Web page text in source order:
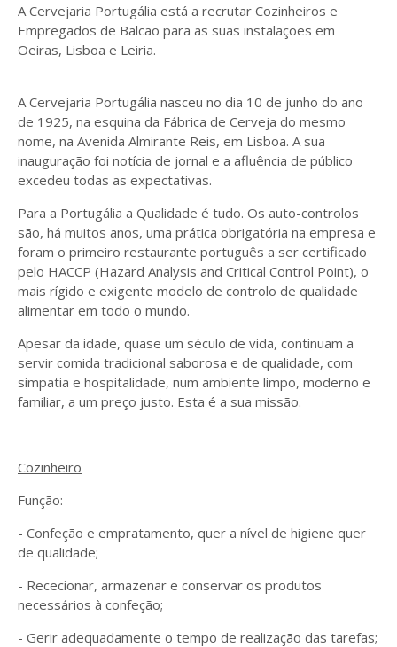
A Cervejaria Portugália está a recrutar Cozinheiros e
Empregados de Balcão para as suas instalações em
Oeiras, Lisboa e Leiria.
A Cervejaria Portugália nasceu no dia 10 de junho do ano
de 1925, na esquina da Fábrica de Cerveja do mesmo
nome, na Avenida Almirante Reis, em Lisboa. A sua
inauguração foi notícia de jornal e a afluência de público
excedeu todas as expectativas.
Para a Portugália a Qualidade é tudo. Os auto-controlos
são, há muitos anos, uma prática obrigatória na empresa e
foram o primeiro restaurante português a ser certificado
pelo HACCP (Hazard Analysis and Critical Control Point), o
mais rígido e exigente modelo de controlo de qualidade
alimentar em todo o mundo.
Apesar da idade, quase um século de vida, continuam a
servir comida tradicional saborosa e de qualidade, com
simpatia e hospitalidade, num ambiente limpo, moderno e
familiar, a um preço justo. Esta é a sua missão.
Cozinheiro
Função:
- Confeção e empratamento, quer a nível de higiene quer
de qualidade;
- Rececionar, armazenar e conservar os produtos
necessários à confeção;
- Gerir adequadamente o tempo de realização das tarefas;